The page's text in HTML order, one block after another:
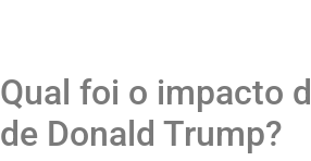
Qual foi o impacto
de Donald Trump?